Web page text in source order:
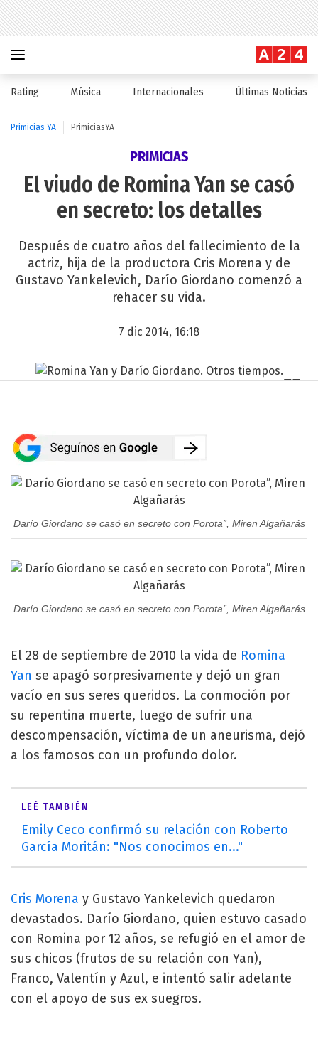
Rating Música Internacionales Últimas Noticias
Primicias YA PrimiciasYA
PRIMICIAS
El viudo de Romina Yan se casó
en secreto: los detalles
Después de cuatro años del fallecimiento de la
actriz, hija de la productora Cris Morena y de
Gustavo Yankelevich, Darío Giordano comenzó a
rehacer su vida.
7 dic 2014, 16:18
Darío Giordano se casó en secreto con Porota”, Miren Algañarás
Darío Giordano se casó en secreto con Porota”, Miren Algañarás
El 28 de septiembre de 2010 la vida de Romina
Yan se apagó sorpresivamente y dejó un gran
vacío en sus seres queridos. La conmoción por
su repentina muerte, luego de sufrir una
descompensación, víctima de un aneurisma, dejó
a los famosos con un profundo dolor.
LEÉ TAMBIÉN
Emily Ceco confirmó su relación con Roberto
García Moritán: "Nos conocimos en..."
Cris Morena y Gustavo Yankelevich quedaron
devastados. Darío Giordano, quien estuvo casado
con Romina por 12 años, se refugió en el amor de
sus chicos (frutos de su relación con Yan),
Franco, Valentín y Azul, e intentó salir adelante
con el apoyo de sus ex suegros.